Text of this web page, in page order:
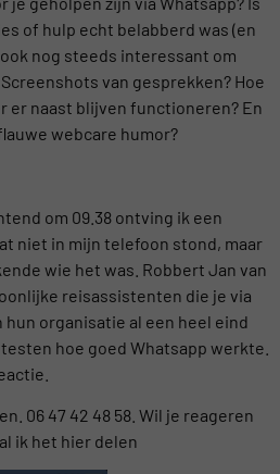
of hulp echt belabberd was (en
nog steeds interessant om
van gesprekken? Hoe
er naast blijven functioneren? En
webcare humor?
om 09.38 ontving ik een
niet in mijn telefoon stond, maar
wie het was. Robbert Jan van
reisassistenten die je via
organisatie al een heel eind
hoe goed Whatsapp werkte.
06 47 42 48 58. Wil je reageren
ik het hier delen